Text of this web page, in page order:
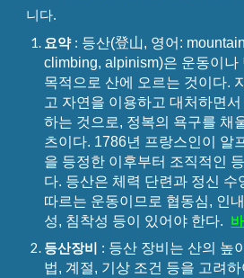
니다.
요약 : 등산(登山, 영어:
climbing, alpinism)은 운동이나
목적으로 산에 오르는 것이다.
고 자연을 이용하고 대처하면
하는 것으로, 정복의 욕구를 채
츠이다. 1786년 프랑스인이 알
을 등정한 이후부터 조직적인
다. 등산은 체력 단련과 정신 수
따르는 운동이므로 협동심, 인
성, 침착성 등이 있어야 한다.
등산장비 : 등산 장비는 산의 높
법, 계절, 기상 조건 등을 고려